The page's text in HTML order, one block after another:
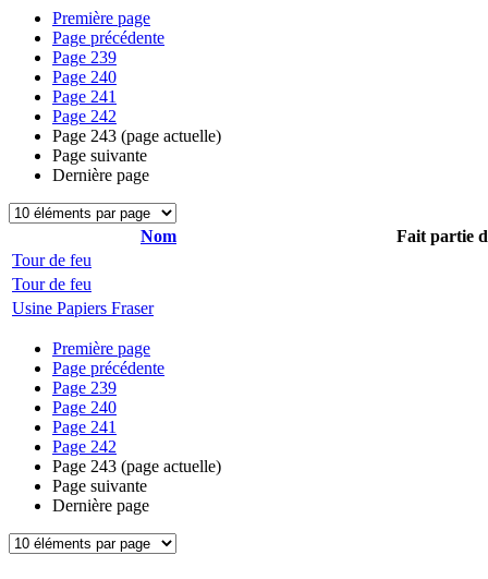
Première page
Page précédente
Page 239
Page 240
Page 241
Page 242
Page 243 (page actuelle)
Page suivante
Dernière page
Nom
Fait partie
Tour de feu
Tour de feu
Usine Papiers Fraser
Première page
Page précédente
Page 239
Page 240
Page 241
Page 242
Page 243 (page actuelle)
Page suivante
Dernière page